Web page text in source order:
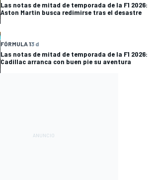
Las notas de mitad de temporada de la F1 2026:
Aston Martin busca redimirse tras el desastre
FÓRMULA 13 d
Las notas de mitad de temporada de la F1 2026:
Cadillac arranca con buen pie su aventura